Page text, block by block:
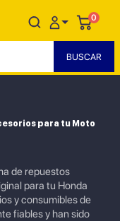
0
para tu Moto
de repuestos
para tu Honda
y consumibles de
fiables y han sido